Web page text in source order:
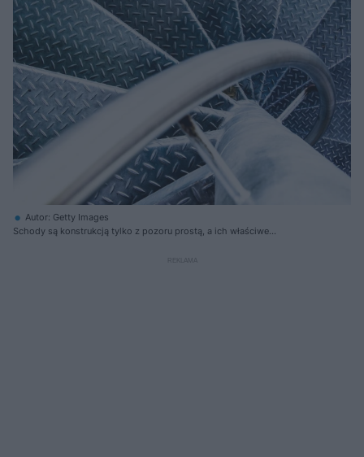
Autor: Getty Images
Schody są konstrukcją tylko z pozoru prostą, a ich właściwe